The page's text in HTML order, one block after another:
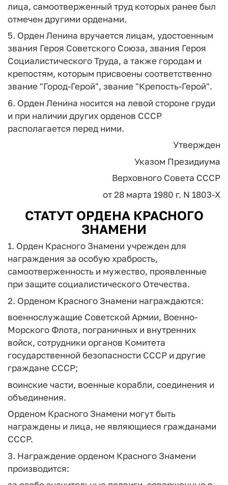
лица, самоотверженный труд которых ранее был
отмечен другими орденами.
5. Орден Ленина вручается лицам, удостоенным
звания Героя Советского Союза, звания Героя
Социалистического Труда, а также городам и
крепостям, которым присвоены соответственно
звание "Город-Герой", звание "Крепость-Герой".
6. Орден Ленина носится на левой стороне груди
и при наличии других орденов СССР
располагается перед ними.
Утвержден
Указом Президиума
Верховного Совета СССР
от 28 марта 1980 г. N 1803-X
СТАТУТ ОРДЕНА КРАСНОГО
ЗНАМЕНИ
1. Орден Красного Знамени учрежден для
награждения за особую храбрость,
самоотверженность и мужество, проявленные
при защите социалистического Отечества.
2. Орденом Красного Знамени награждаются:
военнослужащие Советской Армии, Военно-
Морского Флота, пограничных и внутренних
войск, сотрудники органов Комитета
государственной безопасности СССР и другие
граждане СССР;
воинские части, военные корабли, соединения и
объединения.
Орденом Красного Знамени могут быть
награждены и лица, не являющиеся гражданами
СССР.
3. Награждение орденом Красного Знамени
производится: